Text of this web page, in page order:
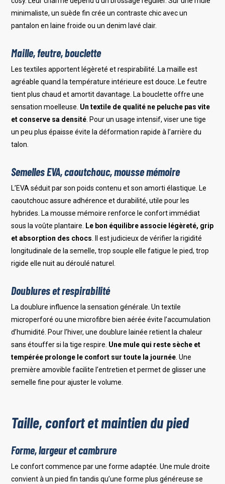
minimaliste, un suède fin crée un contraste chic avec un
pantalon en laine froide ou un denim lavé clair.
Maille, feutre, bouclette
Les textiles apportent légèreté et respirabilité. La maille est
agréable quand la température intérieure est douce. Le feutre
tient plus chaud et amortit davantage. La bouclette offre une
sensation moelleuse. Un textile de qualité ne peluche pas vite
et conserve sa densité . Pour un usage intensif, viser une tige
un peu plus épaisse évite la déformation rapide à l’arrière du
talon.
Semelles EVA, caoutchouc, mousse mémoire
L’EVA séduit par son poids contenu et son amorti élastique. Le
caoutchouc assure adhérence et durabilité, utile pour les
hybrides. La mousse mémoire renforce le confort immédiat
sous la voûte plantaire.
Le bon équilibre associe légèreté, grip
et absorption des chocs . Il est judicieux de vérifier la rigidité
longitudinale de la semelle, trop souple elle fatigue le pied, trop
rigide elle nuit au déroulé naturel.
Doublures et respirabilité
La doublure influence la sensation générale. Un textile
microperforé ou une microfibre bien aérée évite l’accumulation
d’humidité. Pour l’hiver, une doublure lainée retient la chaleur
sans étouffer si la tige respire. Une mule qui reste sèche et
tempérée prolonge le confort sur toute la journée . Une
première amovible facilite l’entretien et permet de glisser une
semelle fine pour ajuster le volume.
Taille, confort et maintien du pied
Forme, largeur et cambrure
Le confort commence par une forme adaptée. Une mule droite
convient à un pied fin tandis qu’une forme plus généreuse se